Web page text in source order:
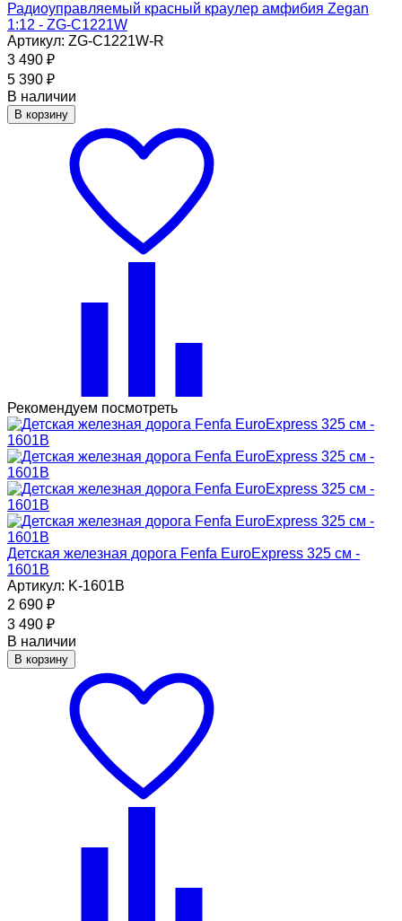
Радиоуправляемый красный краулер амфибия Zegan
1:12 - ZG-C1221W
Артикул: ZG-C1221W-R
3 490 ₽
5 390 ₽
В наличии
В корзину
Рекомендуем посмотреть
Детская железная дорога Fenfa EuroExpress 325 см -
1601B
Артикул: K-1601B
2 690 ₽
3 490 ₽
В наличии
В корзину